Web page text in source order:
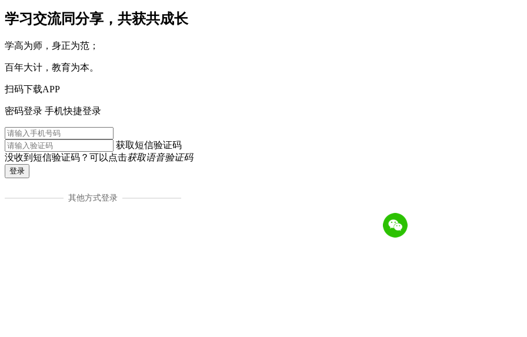
学习交流同分享，共获共成长
学高为师，身正为范；
百年大计，教育为本。
扫码下载APP
密码登录 手机快捷登录
获取短信验证码
没收到短信验证码？可以点击获取语音验证码
登录
其他方式登录